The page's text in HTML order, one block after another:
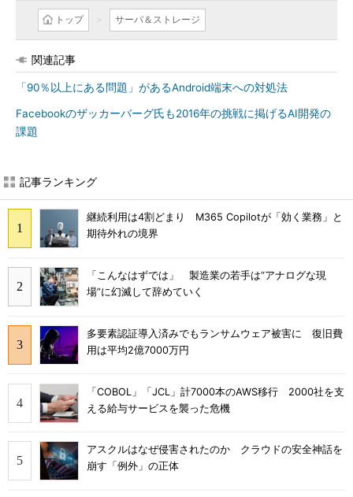
トップ サーバ＆ストレージ
関連記事
「90％以上にある問題」があるAndroid端末への対処法
Facebookのザッカーバーグ氏も2016年の挑戦に掲げるAI開発の
課題
記事ランキング
継続利用は4割どまり M365 Copilotが「効く業務」と
期待外れの境界
「こんなはずでは」 製造業の若手は“アナログな現
場”に幻滅して辞めていく
多要素認証導入済みでもランサムウェア被害に 復旧費
用は平均2億7000万円
「COBOL」「JCL」計7000本のAWS移行 2000社を支
える給与サービスを襲った危機
アスクルはなぜ侵害されたのか クラウドの安全神話を
崩す「例外」の正体